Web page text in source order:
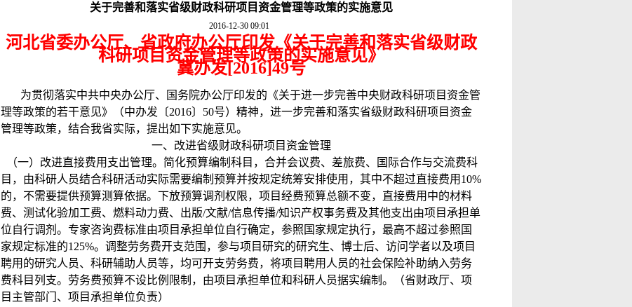
关于完善和落实省级财政科研项目资金管理等政策的实施意见
2016-12-30 09:01
河北省委办公厅、省政府办公厅印发《关于完善和落实省级财政
科研项目资金管理等政策的实施意见》
冀办发[2016]49号
为贯彻落实中共中央办公厅、国务院办公厅印发的《关于进一步完善中央财政科研项目资金管
理等政策的若干意见》（中办发〔2016〕 50号）精神，进一步完善和落实省级财政科研项目资金
管理等政策，结合我省实际，提出如下实施意见。
一、改进省级财政科研项目资金管理
（一）改进直接费用支出管理。简化预算编制科目，合并会议费、差旅费、国际合作与交流费科
目，由科研人员结合科研活动实际需要编制预算并按规定统筹安排使用，其中不超过直接费用 10%
的，不需要提供预算测算依据。下放预算调剂权限，项目经费预算总额不变，直接费用中的材料
费、测试化验加工费、燃料动力费、出版/文献/信息传播/知识产权事务费及其他支出由项目承担单
位自行调剂。专家咨询费标准由项目承担单位自行确定，参照国家规定执行，最高不超过参照国
家规定标准的125%。调整劳务费开支范围，参与项目研究的研究生、博士后、访问学者以及项目
聘用的研究人员、科研辅助人员等，均可开支劳务费，将项目聘用人员的社会保险补助纳入劳务
费科目列支。劳务费预算不设比例限制，由项目承担单位和科研人员据实编制。（省财政厅、项
目主管部门、项目承担单位负责）